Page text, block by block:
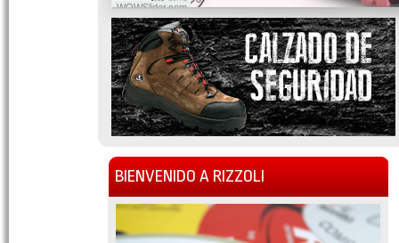
WOWSlider.com
BIENVENIDO A RIZZOLI